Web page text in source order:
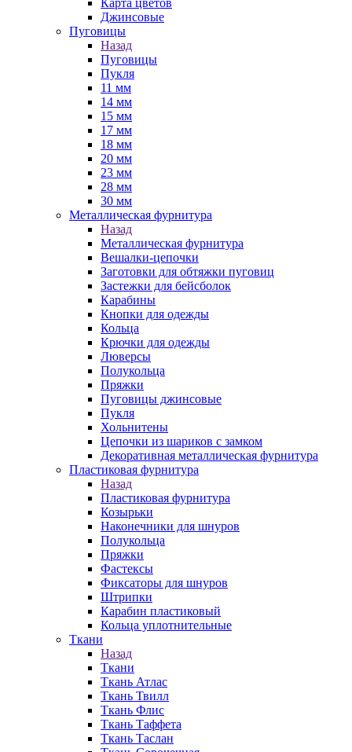
Карта цветов
Джинсовые
Пуговицы
Назад
Пуговицы
Пукля
11 мм
14 мм
15 мм
17 мм
18 мм
20 мм
23 мм
28 мм
30 мм
Металлическая фурнитура
Назад
Металлическая фурнитура
Вешалки-цепочки
Заготовки для обтяжки пуговиц
Застежки для бейсболок
Карабины
Кнопки для одежды
Кольца
Крючки для одежды
Люверсы
Полукольца
Пряжки
Пуговицы джинсовые
Пукля
Хольнитены
Цепочки из шариков с замком
Декоративная металлическая фурнитура
Пластиковая фурнитура
Назад
Пластиковая фурнитура
Козырьки
Наконечники для шнуров
Полукольца
Пряжки
Фастексы
Фиксаторы для шнуров
Штрипки
Карабин пластиковый
Кольца уплотнительные
Ткани
Назад
Ткани
Ткань Атлас
Ткань Твилл
Ткань Флис
Ткань Таффета
Ткань Таслан